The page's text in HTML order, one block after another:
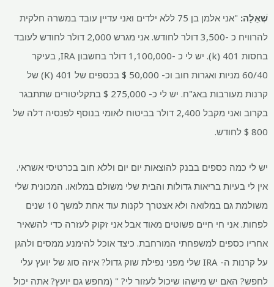
שְׁאֵלָה:
"אני אלמן בן 75 ללא ילדים ואני עדיין עובד במשרה חלקית
להרוויח כ -3,500 דולר לחודש. אני מגרש 2,000 דולר לחודש לעובד
בחסות 401 (k). יש לי כ -1,100,000 דולר בחשבון IRA, בעיקר
60/40 מניות ואגרות חוב וכ- 50,000 $ בכספים של 401 (K) של
קרנות מעורבות באג"ח. יש לי כ- 275,000 $ בתקליטורים שתתבגר
בקרוב ואני מקבל 2,400 דולר בביטוח לאומי בנוסף לפנסיה דלה של
800 $ לחודש.
יש לי כמה כספים בבנק להוצאות יום יום וללא חוב בכרטיסי אשראי.
אין לי בעיות בריאות גדולות והבית שלי משולם במלואו. המכונית שלי
משולמת גם במלואה ולא אצטרך לקנות עוד אחת למשך 10 שנים
לפחות. אני חי חיים פשוטים מאוד אבל אני זקוק לעזרה כדי להשאיר
אחריו כספים למשפחתי המורחבת. כיצד אוכל להימנע ממסים ולהגן
על קרנות ה- IRA שלי מפני נפילת שוק גדול? איזה סוג של יועץ עלי
לחפש? האם יש מישהו שיכול לעזור לי? " (מחפש גם יועץ? אתה יכול